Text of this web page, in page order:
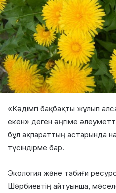
«Кәдімгі бақбақты жұлып
екен» деген әңгіме
бұл ақпараттың астарында
түсіндірме бар.
Экология және табиғи
Шәрбиевтің айтуынша,